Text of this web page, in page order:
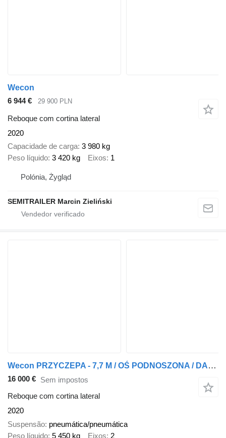
Wecon
6 944 €
29 900 PLN
Reboque com cortina lateral
2020
Capacidade de carga 3 980 kg
Peso líquido 3 420 kg Eixos 1
Polónia, Żygląd
SEMITRAILER Marcin Zieliński
Wecon PRZYCZEPA - 7,7 M / OŚ PODNOSZONA / DACH PODNOSZONY / ZAWIESIE D
16 000 € Sem impostos
Reboque com cortina lateral
2020
Suspensão pneumática/pneumática
Peso líquido 5 450 kg Eixos 2